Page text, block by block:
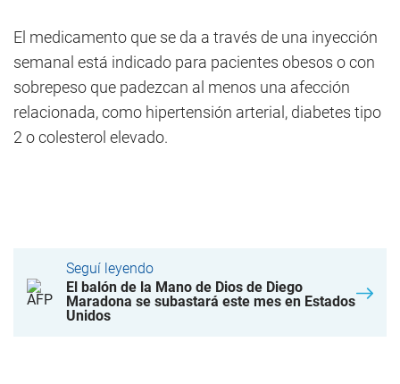
El medicamento que se da a través de una inyección
semanal está indicado para pacientes obesos o con
sobrepeso que padezcan al menos una afección
relacionada, como hipertensión arterial, diabetes tipo
2 o colesterol elevado.
Seguí leyendo
El balón de la Mano de Dios de Diego
Maradona se subastará este mes en Estados
Unidos